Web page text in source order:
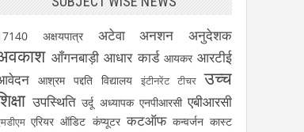
अक्षयपात्र अटेवा अनशन अनुदेशक
आँगनबाड़ी आधार कार्ड आयकर आरटीई
आश्रम पद्दति विद्यालय इंटीनरेंट टीचर उच्च
उपस्थिति उर्दू अध्यापक एनपीआरसी एबीआरसी
एरियर ऑडिट कंप्यूटर कटऑफ कन्वर्जन कास्ट